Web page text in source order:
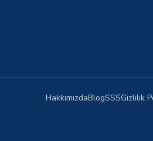
HakkımızdaBlogSSSGizlilik